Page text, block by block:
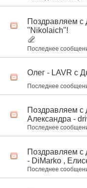
Поздравляем с
"Nikolaich"!
Последнее
Олег - LAVR c
Последнее
Поздравляем с
Александра -
Последнее
Поздравляем с
- DiMarko ,
Последнее